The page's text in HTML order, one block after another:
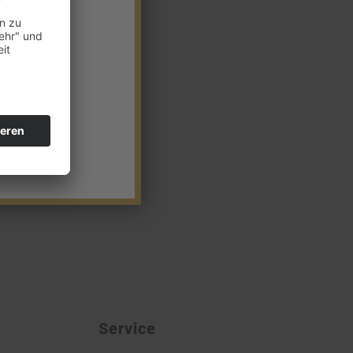
Service